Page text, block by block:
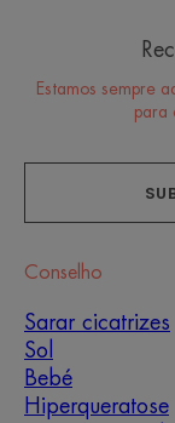
Estamos sempre
para
Conselho
Sarar cicatrizes
Sol
Bebé
Hiperqueratose